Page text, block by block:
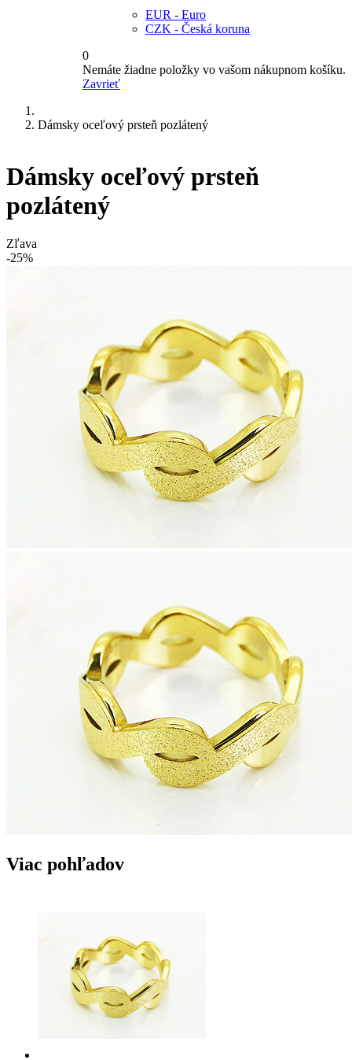
EUR - Euro
CZK - Česká koruna
0
Nemáte žiadne položky vo vašom nákupnom košíku.
Zavrieť
Dámsky oceľový prsteň pozlátený
Dámsky oceľový prsteň
pozlátený
Zľava
-25%
Viac pohľadov